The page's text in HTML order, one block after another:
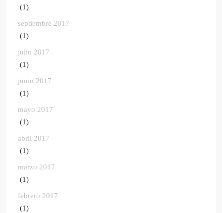
(1)
septiembre 2017
(1)
julio 2017
(1)
junio 2017
(1)
mayo 2017
(1)
abril 2017
(1)
marzo 2017
(1)
febrero 2017
(1)